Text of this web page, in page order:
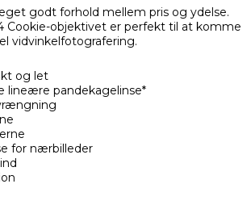
godt forhold mellem pris og ydelse.
Cookie-objektivet er perfekt til at komme
vidvinkelfotografering.
og let
lineære pandekagelinse*
for nærbilleder